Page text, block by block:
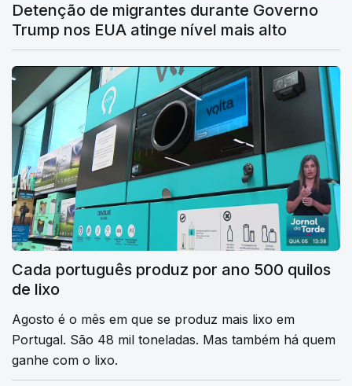
Detenção de migrantes durante Governo
Trump nos EUA atinge nível mais alto
Cada português produz por ano 500 quilos
de lixo
Agosto é o mês em que se produz mais lixo em
Portugal. São 48 mil toneladas. Mas também há quem
ganhe com o lixo.